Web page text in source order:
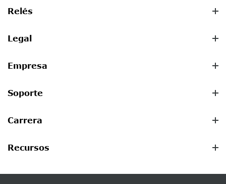
Relés
Legal
Empresa
Soporte
Carrera
Recursos